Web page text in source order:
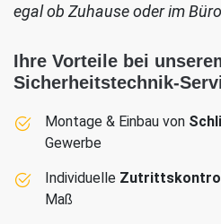
egal ob Zuhause oder im Büro
Ihre Vorteile bei
Sicherheitstechnik-
Montage & Einbau von
Gewerbe
Individuelle
Maß